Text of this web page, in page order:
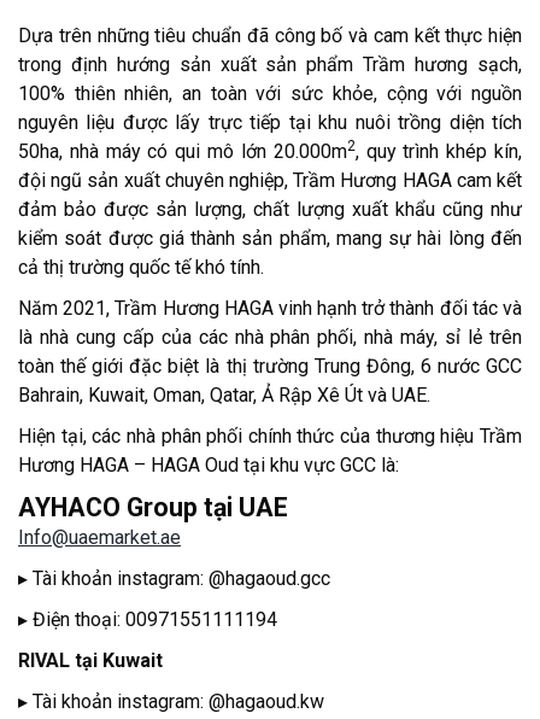
Dựa trên những tiêu chuẩn đã công bố và cam kết thực hiện
trong định hướng sản xuất sản phẩm Trầm hương sạch,
100% thiên nhiên, an toàn với sức khỏe, cộng với nguồn
nguyên liệu được lấy trực tiếp tại khu nuôi trồng diện tích
50ha, nhà máy có qui mô lớn 20.000m2, quy trình khép kín,
đội ngũ sản xuất chuyên nghiệp, Trầm Hương HAGA cam kết
đảm bảo được sản lượng, chất lượng xuất khẩu cũng như
kiểm soát được giá thành sản phẩm, mang sự hài lòng đến
cả thị trường quốc tế khó tính.
Năm 2021, Trầm Hương HAGA vinh hạnh trở thành đối tác và
là nhà cung cấp của các nhà phân phối, nhà máy, sỉ lẻ trên
toàn thế giới đặc biệt là thị trường Trung Đông, 6 nước GCC
Bahrain, Kuwait, Oman, Qatar, Ả Rập Xê Út và UAE.
Hiện tại, các nhà phân phối chính thức của thương hiệu Trầm
Hương HAGA – HAGA Oud tại khu vực GCC là:
AYHACO Group tại UAE
Info@uaemarket.ae
▸ Tài khoản instagram: @hagaoud.gcc
▸ Điện thoại: 00971551111194
RIVAL tại Kuwait
▸ Tài khoản instagram: @hagaoud.kw